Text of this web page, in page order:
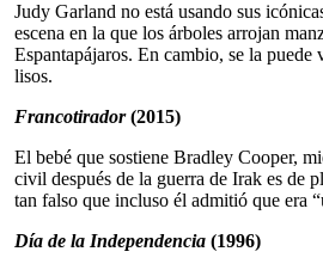
Judy Garland no está usando sus
escena en la que los árboles arrojan
Espantapájaros. En cambio, se la puede
lisos.
Francotirador(2015)
El bebé que sostiene Bradley Cooper,
civil después de la guerra de Irak es de
tan falso que incluso él admitió que era
Día de la Independencia (1996)